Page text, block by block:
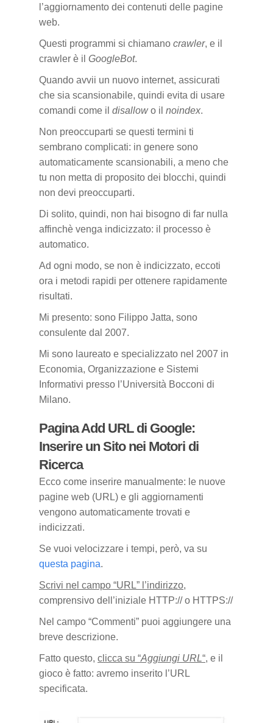
l’aggiornamento dei contenuti delle pagine
web.
Questi programmi si chiamano crawler, e il
crawler è il GoogleBot.
Quando avvii un nuovo internet, assicurati
che sia scansionabile, quindi evita di usare
comandi come il disallowo il noindex.
Non preoccuparti se questi termini ti
sembrano complicati: in genere sono
automaticamente scansionabili, a meno che
tu non metta di proposito dei blocchi, quindi
non devi preoccuparti.
Di solito, quindi, non hai bisogno di far nulla
affinchè venga indicizzato: il processo è
automatico.
Ad ogni modo, se non è indicizzato, eccoti
ora i metodi rapidi per ottenere rapidamente
risultati.
Mi presento: sono Filippo Jatta, sono
consulente dal 2007.
Mi sono laureato e specializzato nel 2007 in
Economia, Organizzazione e Sistemi
Informativi presso l’Università Bocconi di
Milano.
Pagina Add URL di Google:
Inserire un Sito nei Motori di
Ricerca
Ecco come inserire manualmente: le nuove
pagine web (URL) e gli aggiornamenti
vengono automaticamente trovati e
indicizzati.
Se vuoi velocizzare i tempi, però, va su
questa pagina.
Scrivi nel campo “URL” l’indirizzo,
comprensivo dell’iniziale HTTP:// o HTTPS://
Nel campo “Commenti” puoi aggiungere una
breve descrizione.
Fatto questo, clicca su “Aggiungi URL“, e il
gioco è fatto: avremo inserito l’URL
specificata.